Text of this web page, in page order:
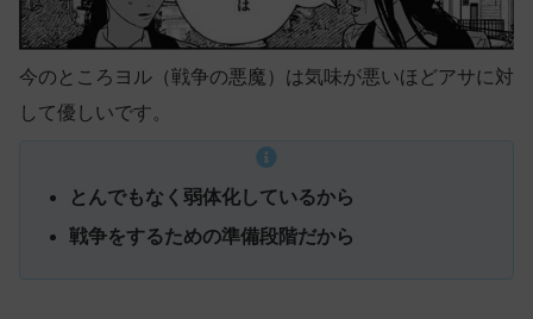
今のところヨル（戦争の悪魔）は気味が悪いほどアサに対
して優しいです。
とんでもなく弱体化しているから
戦争をするための準備段階だから